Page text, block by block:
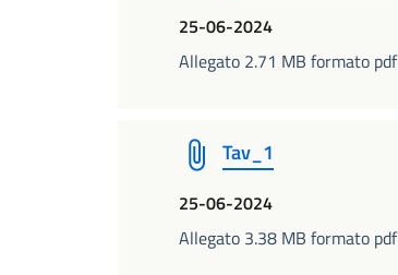
25-06-2024
Allegato 2.71 MB formato pdf
Tav_1
25-06-2024
Allegato 3.38 MB formato pdf